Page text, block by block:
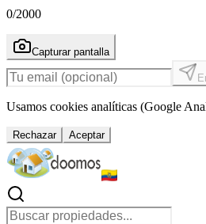
0/2000
Capturar pantalla
Usamos cookies analíticas (Google
Rechazar Aceptar